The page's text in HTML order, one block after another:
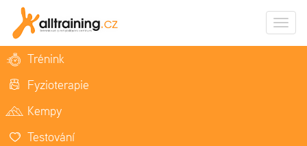
Trénink
Fyzioterapie
Kempy
Testování